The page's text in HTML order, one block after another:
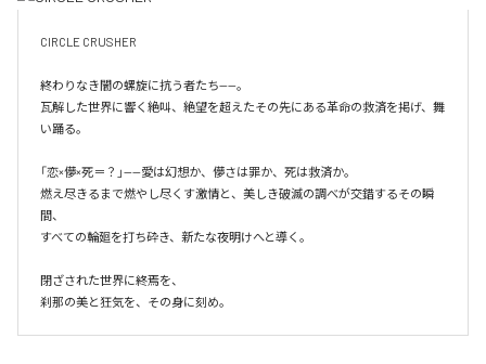
CIRCLE CRUSHER
終わりなき闇の螺旋に抗う者たち——。
瓦解した世界に響く絶叫、絶望を超えたその先にある革命の救済を掲げ、舞
い踊る。
「恋×儚×死＝？」——愛は幻想か、儚さは罪か、死は救済か。
燃え尽きるまで燃やし尽くす激情と、美しき破滅の調べが交錯するその瞬
間、
すべての輪廻を打ち砕き、新たな夜明けへと導く。
閉ざされた世界に終焉を、
刹那の美と狂気を、その身に刻め。